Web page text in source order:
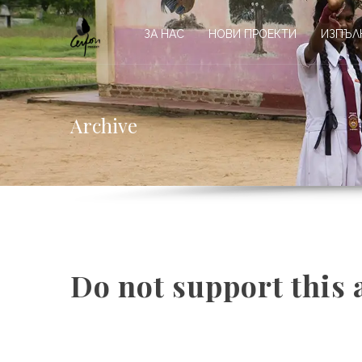
ЗА НАС НОВИ ПРОЕКТИ
Archive
Do not support this